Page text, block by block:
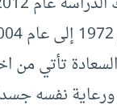
تأتي من
نفسه